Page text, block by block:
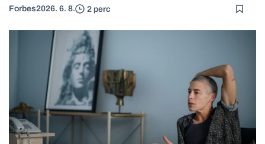
Forbes2026. 6. 8. 2 perc